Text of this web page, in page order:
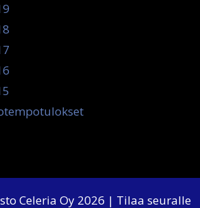
Celeria Oy 2026 | Tilaa seuralle